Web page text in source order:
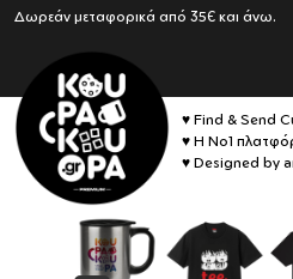
Δωρεάν μεταφορικά από 35€ και άνω.
♥ Find & Send
♥ Η No1
♥ Designed by